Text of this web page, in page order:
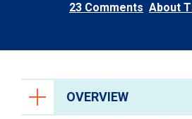
23 Comments About
OVERVIEW